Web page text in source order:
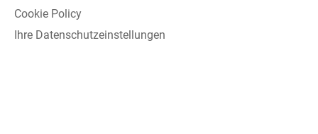
Cookie Policy
Ihre Datenschutzeinstellungen